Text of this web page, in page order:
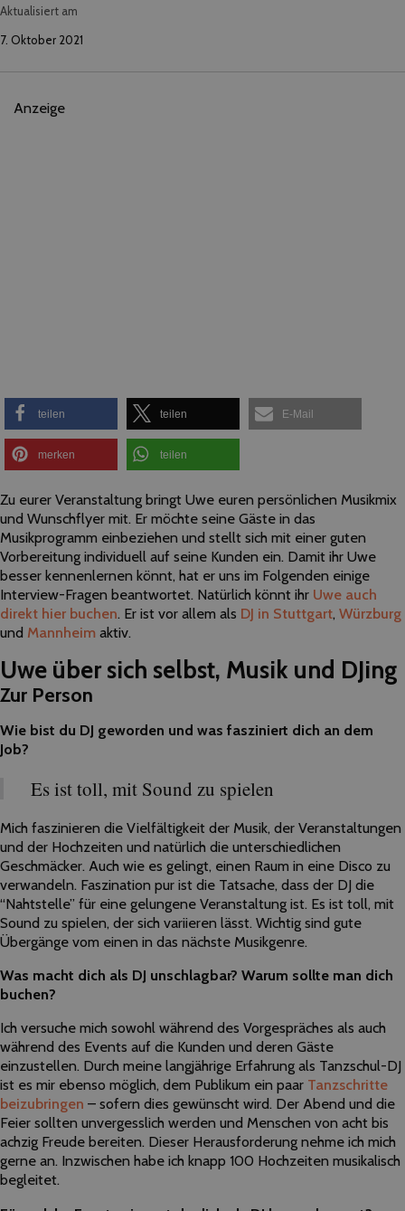
Aktualisiert am
7. Oktober 2021
Anzeige
teilen teilen E-Mail
merken teilen
Zu eurer Veranstaltung bringt Uwe euren persönlichen Musikmix
und Wunschflyer mit. Er möchte seine Gäste in das
Musikprogramm einbeziehen und stellt sich mit einer guten
Vorbereitung individuell auf seine Kunden ein. Damit ihr Uwe
besser kennenlernen könnt, hat er uns im Folgenden einige
Interview-Fragen beantwortet. Natürlich könnt ihr Uwe auch
direkt hier buchen. Er ist vor allem als DJ in Stuttgart, Würzburg
und Mannheim aktiv.
Uwe über sich selbst, Musik und DJing
Zur Person
Wie bist du DJ geworden und was fasziniert dich an dem
Job?
Es ist toll, mit Sound zu spielen
Mich faszinieren die Vielfältigkeit der Musik, der Veranstaltungen
und der Hochzeiten und natürlich die unterschiedlichen
Geschmäcker. Auch wie es gelingt, einen Raum in eine Disco zu
verwandeln. Faszination pur ist die Tatsache, dass der DJ die
“Nahtstelle” für eine gelungene Veranstaltung ist. Es ist toll, mit
Sound zu spielen, der sich variieren lässt. Wichtig sind gute
Übergänge vom einen in das nächste Musikgenre.
Was macht dich als DJ unschlagbar? Warum sollte man dich
buchen?
Ich versuche mich sowohl während des Vorgespräches als auch
während des Events auf die Kunden und deren Gäste
einzustellen. Durch meine langjährige Erfahrung als Tanzschul-DJ
ist es mir ebenso möglich, dem Publikum ein paar Tanzschritte
beizubringen – sofern dies gewünscht wird. Der Abend und die
Feier sollten unvergesslich werden und Menschen von acht bis
achzig Freude bereiten. Dieser Herausforderung nehme ich mich
gerne an. Inzwischen habe ich knapp 100 Hochzeiten musikalisch
begleitet.